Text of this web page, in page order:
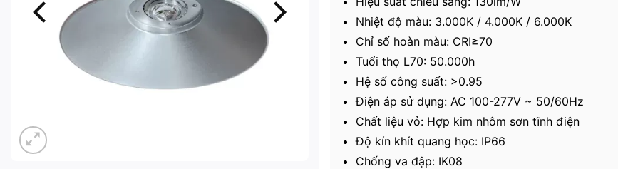
Nhiệt độ màu: 3.000K / 4.000K / 6.000K
Chỉ số hoàn màu: CRI≥70
Tuổi thọ L70: 50.000h
Hệ số công suất: >0.95
Điện áp sử dụng: AC 100-277V ~ 50/60Hz
Chất liệu vỏ: Hợp kim nhôm sơn tĩnh điện
Độ kín khít quang học: IP66
Chống va đập: IK08